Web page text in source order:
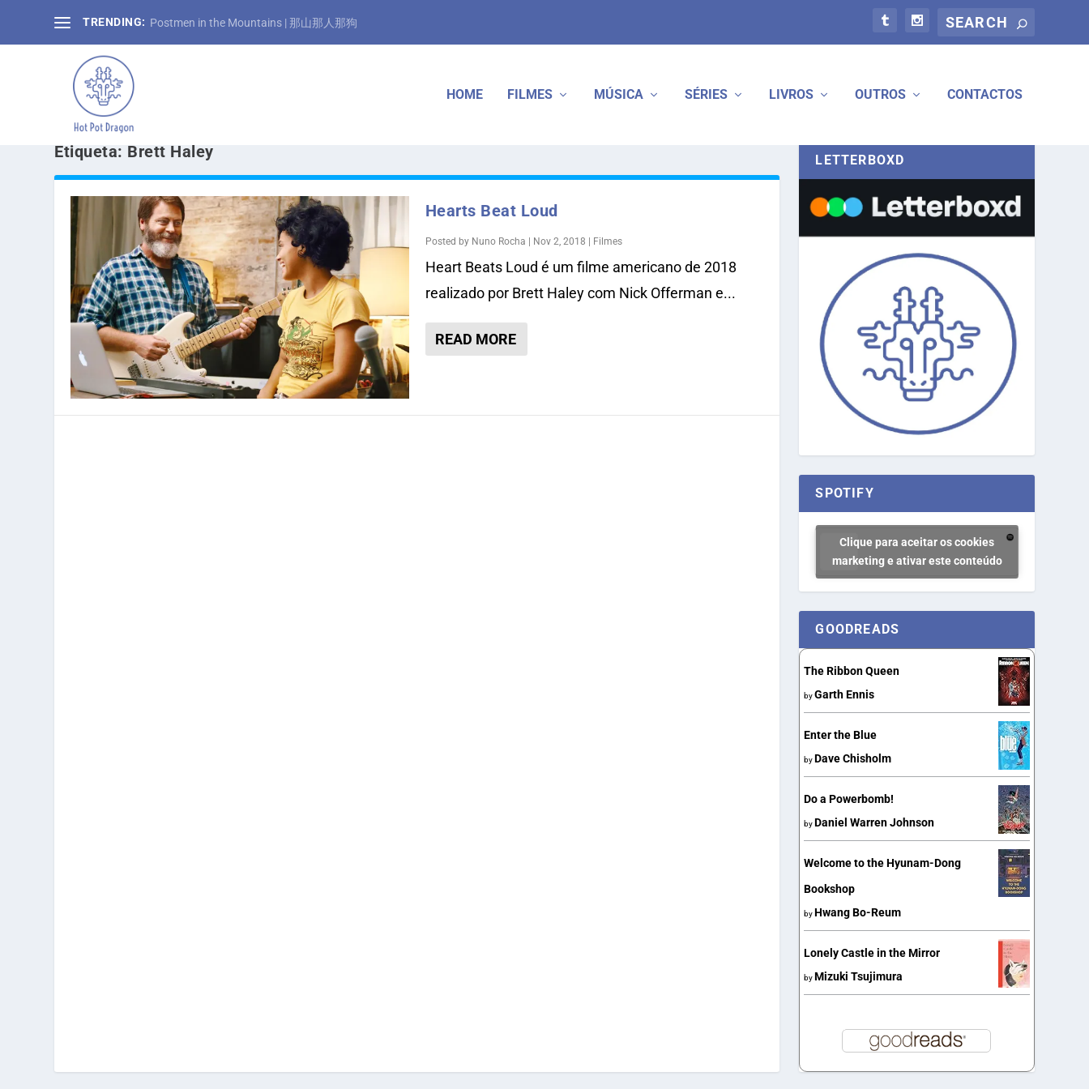
TRENDING: Postmen in the Mountains | 那山那人那狗
HOME FILMES MÚSICA SÉRIES LIVROS OUTROS CONTACTOS
Etiqueta: Brett Haley
Hearts Beat Loud
Posted by Nuno Rocha Nov 2, 2018 Filmes
Heart Beats Loud é um filme americano de 2018
realizado por Brett Haley com Nick Offerman e...
READ MORE
LETTERBOXD
SPOTIFY
Clique para aceitar os cookies
marketing e ativar este conteúdo
GOODREADS
The Ribbon Queen
byGarth Ennis
Enter the Blue
by Dave Chisholm
Do a Powerbomb!
by Daniel Warren Johnson
Welcome to the Hyunam-Dong
Bookshop
by Hwang Bo-Reum
Lonely Castle in the Mirror
by Mizuki Tsujimura